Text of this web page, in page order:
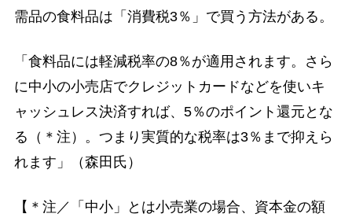
需品の食料品は「消費税3％」で買う方法がある。
「食料品には軽減税率の8％が適用されます。さら
に中小の小売店でクレジットカードなどを使いキ
ャッシュレス決済すれば、5％のポイント還元とな
る（＊注）。つまり実質的な税率は3％まで抑えら
れます」（森田氏）
【＊注／「中小」とは小売業の場合、資本金の額